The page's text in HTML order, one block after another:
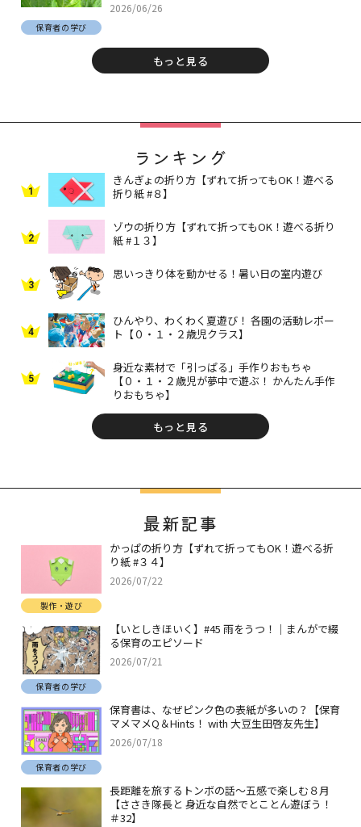
2026/06/26
保育者の学び
もっと見る
ランキング
1
きんぎょの折り方【ずれて折ってもOK！遊べる
折り紙 #８】
2
ゾウの折り方【ずれて折ってもOK！遊べる折り
紙 #１３】
3
思いっきり体を動かせる！暑い日の室内遊び
4
ひんやり、わくわく夏遊び！ 各園の活動レポー
ト【０・１・２歳児クラス】
5
身近な素材で「引っぱる」手作りおもちゃ
【０・１・２歳児が夢中で遊ぶ！ かんたん手作
りおもちゃ】
もっと見る
最新記事
かっぱの折り方【ずれて折ってもOK！遊べる折
り紙 #３４】
2026/07/22
製作・遊び
【いとしきほいく】#45 雨をうつ！｜まんがで綴
る保育のエピソード
2026/07/21
保育者の学び
保育書は、なぜピンク色の表紙が多いの？【保育
マメマメQ＆Hints！ with 大豆生田啓友先生】
2026/07/18
保育者の学び
長距離を旅するトンボの話～五感で楽しむ８月
【ささき隊長と 身近な自然でとことん遊ぼう！
＃32】